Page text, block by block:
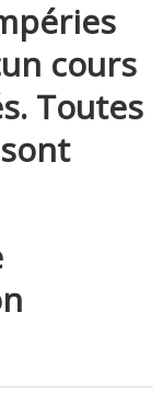
cours
Toutes